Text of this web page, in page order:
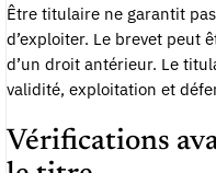
Être titulaire ne garantit
d’exploiter. Le brevet peut
d’un droit antérieur. Le
validité, exploitation et
Vérifications